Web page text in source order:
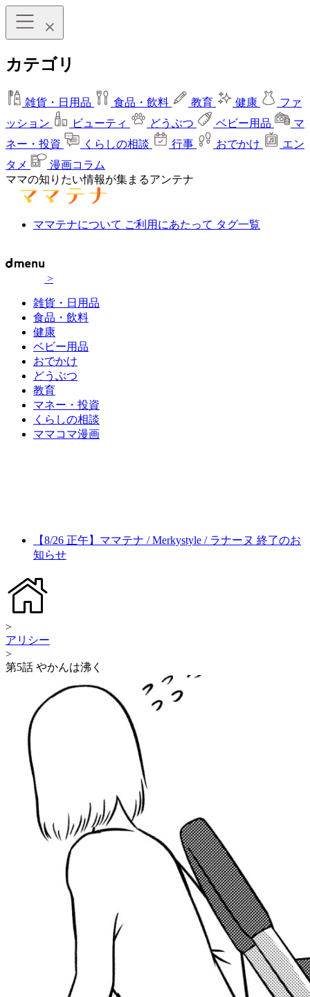
カテゴリ
雑貨・日用品 食品・飲料 教育 健康
ファ
ッション
ビューティ どうぶつ ベビー用品
マ
ネー・投資
くらしの相談 行事 おでかけ
エン
タメ
漫画コラム
ママの知りたい情報が集まるアンテナ
ママテナについて ご利用にあたって タグ一覧
>
雑貨・日用品
食品・飲料
健康
ベビー用品
おでかけ
どうぶつ
教育
マネー・投資
くらしの相談
ママコマ漫画
【8/26 正午】ママテナ / Merkystyle / ラナーヌ 終了のお
知らせ
>
アリシー
>
第5話 やかんは沸く